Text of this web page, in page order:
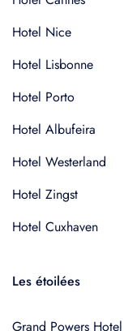
Hotel Nice
Hotel Lisbonne
Hotel Porto
Hotel Albufeira
Hotel Westerland
Hotel Zingst
Hotel Cuxhaven
Les étoilées
Grand Powers Hotel